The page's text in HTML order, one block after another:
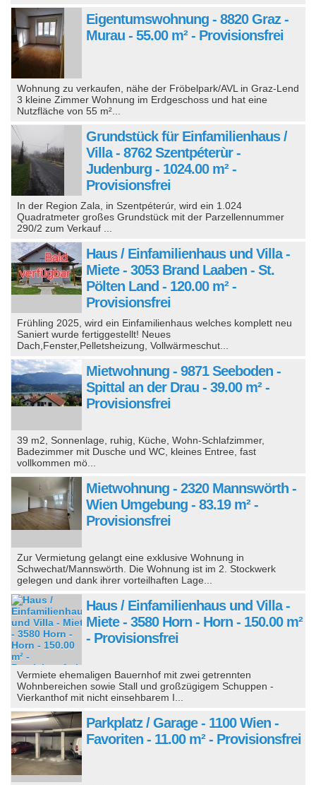
Eigentumswohnung - 8820 Graz -
Murau - 55.00 m² - Provisionsfrei
Wohnung zu verkaufen, nähe der Fröbelpark/AVL in Graz-Lend
3 kleine Zimmer Wohnung im Erdgeschoss und hat eine
Nutzfläche von 55 m²...
Grundstück für Einfamilienhaus /
Villa - 8762 Szentpéterùr -
Judenburg - 1024.00 m² -
Provisionsfrei
In der Region Zala, in Szentpéterúr, wird ein 1.024
Quadratmeter großes Grundstück mit der Parzellennummer
290/2 zum Verkauf ...
Haus / Einfamilienhaus und Villa -
Miete - 3053 Brand Laaben - St.
Pölten Land - 120.00 m² -
Provisionsfrei
Frühling 2025, wird ein Einfamilienhaus welches komplett neu
Saniert wurde fertiggestellt! Neues
Dach,Fenster,Pelletsheizung, Vollwärmeschut...
Mietwohnung - 9871 Seeboden -
Spittal an der Drau - 39.00 m² -
Provisionsfrei
39 m2, Sonnenlage, ruhig, Küche, Wohn-Schlafzimmer,
Badezimmer mit Dusche und WC, kleines Entree, fast
vollkommen mö...
Mietwohnung - 2320 Mannswörth -
Wien Umgebung - 83.19 m² -
Provisionsfrei
Zur Vermietung gelangt eine exklusive Wohnung in
Schwechat/Mannswörth. Die Wohnung ist im 2. Stockwerk
gelegen und dank ihrer vorteilhaften Lage...
Haus / Einfamilienhaus und Villa -
Miete - 3580 Horn - Horn - 150.00 m²
- Provisionsfrei
Vermiete ehemaligen Bauernhof mit zwei getrennten
Wohnbereichen sowie Stall und großzügigem Schuppen -
Vierkanthof mit nicht einsehbarem I...
Parkplatz / Garage - 1100 Wien -
Favoriten - 11.00 m² - Provisionsfrei